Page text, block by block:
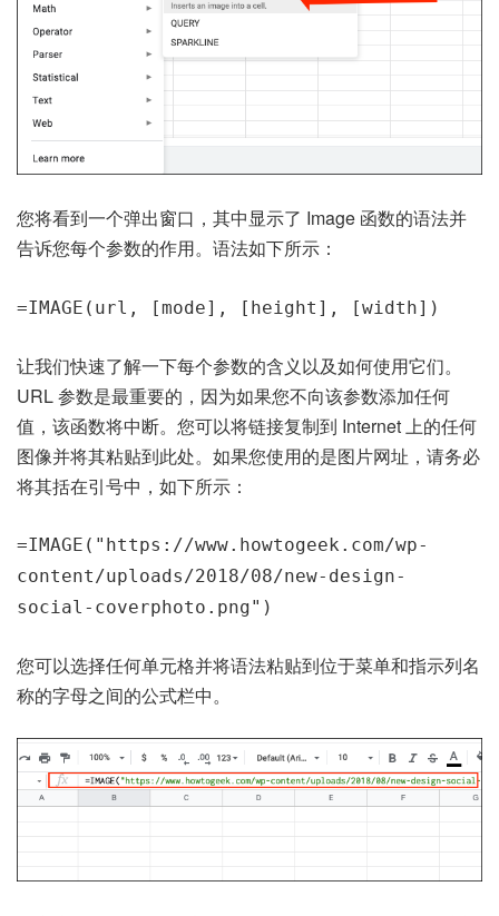
您将看到一个弹出窗口，其中显示了 Image 函数的语法并
告诉您每个参数的作用。语法如下所示：
=IMAGE(url, [mode], [height], [width])
让我们快速了解一下每个参数的含义以及如何使用它们。
URL 参数是最重要的，因为如果您不向该参数添加任何
值，该函数将中断。您可以将链接复制到 Internet 上的任何
图像并将其粘贴到此处。如果您使用的是图片网址，请务必
将其括在引号中，如下所示：
=IMAGE("https://www.howtogeek.com/wp-
content/uploads/2018/08/new-design-
social-coverphoto.png")
您可以选择任何单元格并将语法粘贴到位于菜单和指示列名
称的字母之间的公式栏中。